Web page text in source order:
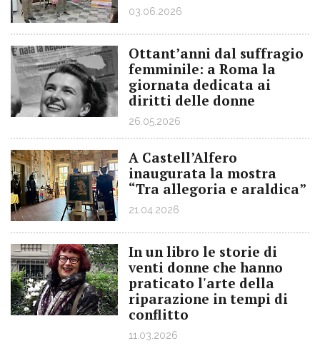
03.06.2026
Ottant’anni dal suffragio
femminile: a Roma la
giornata dedicata ai
diritti delle donne
26.05.2026
A Castell’Alfero
inaugurata la mostra
“Tra allegoria e araldica”
21.04.2026
In un libro le storie di
venti donne che hanno
praticato l'arte della
riparazione in tempi di
conflitto
11.03.2026